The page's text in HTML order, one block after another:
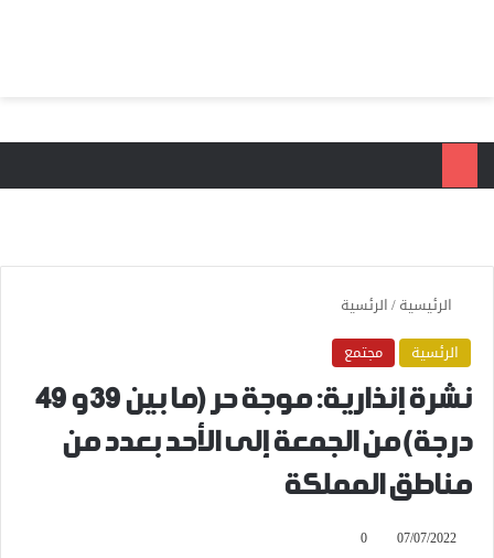
الرئيسية/الرئسية
الرئسية
مجتمع
نشرة إنذارية: موجة حر (ما بين 39 و 49
درجة) من الجمعة إلى الأحد بعدد من
مناطق المملكة
07/07/2022
0